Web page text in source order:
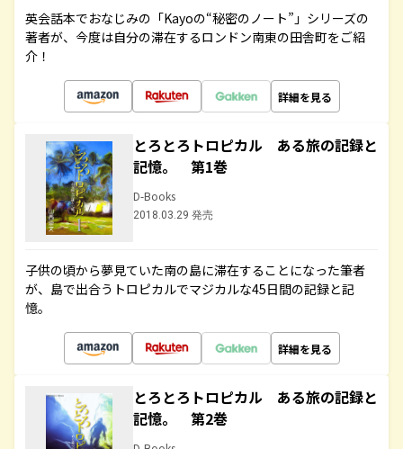
英会話本でおなじみの「Kayoの“秘密のノート”」シリーズの
著者が、今度は自分の滞在するロンドン南東の田舎町をご紹
介！
詳細を見る
とろとろトロピカル ある旅の記録と
記憶。 第1巻
D-Books
2018.03.29 発売
子供の頃から夢見ていた南の島に滞在することになった筆者
が、島で出合うトロピカルでマジカルな45日間の記録と記
憶。
詳細を見る
とろとろトロピカル ある旅の記録と
記憶。 第2巻